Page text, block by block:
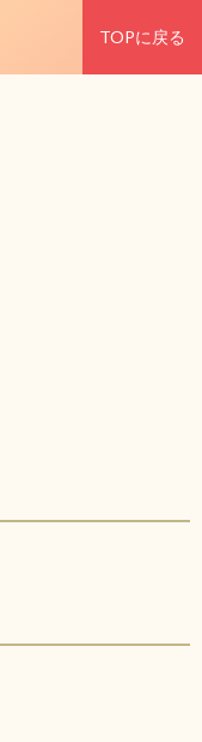
TOPに戻る